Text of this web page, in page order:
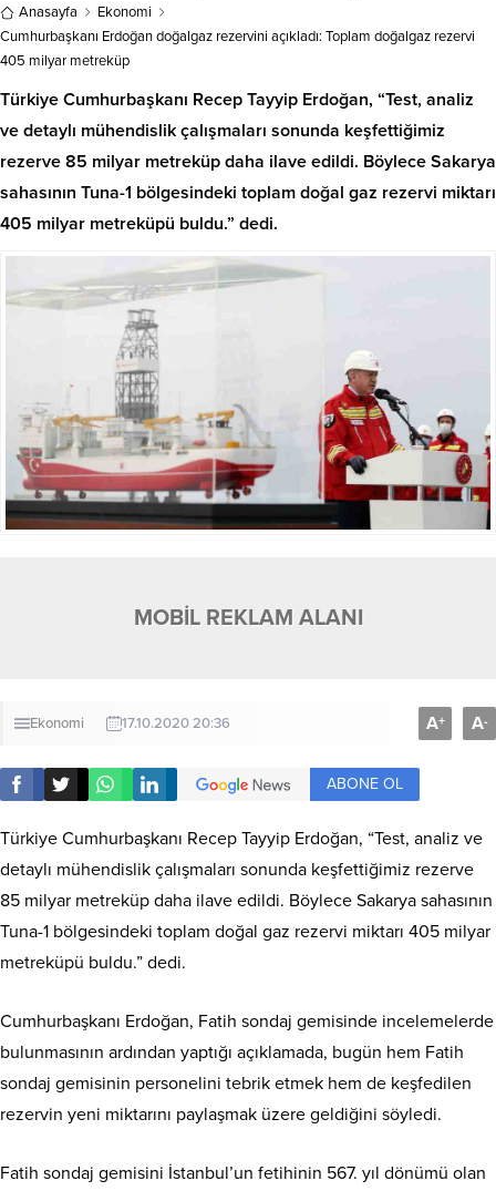
Anasayfa
Ekonomi
Cumhurbaşkanı Erdoğan doğalgaz rezervini açıkladı: Toplam doğalgaz rezervi
405 milyar metreküp
Türkiye Cumhurbaşkanı Recep Tayyip Erdoğan, “Test, analiz
ve detaylı mühendislik çalışmaları sonunda keşfettiğimiz
rezerve 85 milyar metreküp daha ilave edildi. Böylece Sakarya
sahasının Tuna-1 bölgesindeki toplam doğal gaz rezervi miktarı
405 milyar metreküpü buldu.” dedi.
MOBİL REKLAM ALANI
Ekonomi 17.10.2020 20:36 A+ A-
ABONE OL
Türkiye Cumhurbaşkanı Recep Tayyip Erdoğan, “Test, analiz ve
detaylı mühendislik çalışmaları sonunda keşfettiğimiz rezerve
85 milyar metreküp daha ilave edildi. Böylece Sakarya sahasının
Tuna-1 bölgesindeki toplam doğal gaz rezervi miktarı 405 milyar
metreküpü buldu.” dedi.
Cumhurbaşkanı Erdoğan, Fatih sondaj gemisinde incelemelerde
bulunmasının ardından yaptığı açıklamada, bugün hem Fatih
sondaj gemisinin personelini tebrik etmek hem de keşfedilen
rezervin yeni miktarını paylaşmak üzere geldiğini söyledi.
Fatih sondaj gemisini İstanbul’un fetihinin 567. yıl dönümü olan